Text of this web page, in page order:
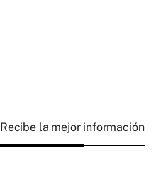
Recibe la mejor información